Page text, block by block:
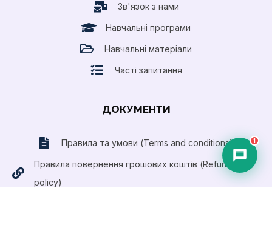
Зв'язок з нами
Навчальні програми
Навчальні матеріали
Часті запитання
ДОКУМЕНТИ
Правила та умови (Terms and conditions)
Правила повернення грошових коштів (Refund
policy)
1